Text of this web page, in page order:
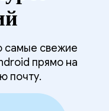
самые свежие
прямо на
почту.